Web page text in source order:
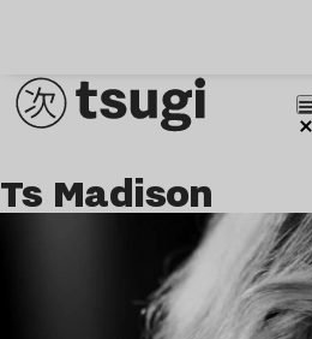
Indie
Ts Madison